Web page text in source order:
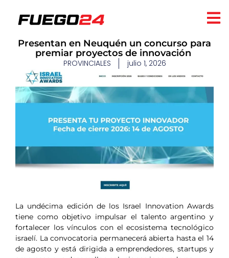
​Presentan en Neuquén un concurso para
premiar proyectos de innovación ​
PROVINCIALES julio 1, 2026
La undécima edición de los Israel Innovation Awards
tiene como objetivo impulsar el talento argentino y
fortalecer los vínculos con el ecosistema tecnológico
israelí. La convocatoria permanecerá abierta hasta el 14
de agosto y está dirigida a emprendedores, startups y